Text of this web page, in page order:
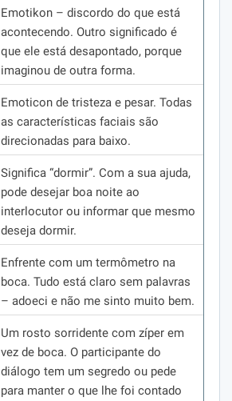
Emotikon – discordo do que está
acontecendo. Outro significado é
que ele está desapontado, porque
imaginou de outra forma.
Emoticon de tristeza e pesar. Todas
as características faciais são
direcionadas para baixo.
Significa “dormir”. Com a sua ajuda,
pode desejar boa noite ao
interlocutor ou informar que mesmo
deseja dormir.
Enfrente com um termômetro na
boca. Tudo está claro sem palavras
– adoeci e não me sinto muito bem.
Um rosto sorridente com zíper em
vez de boca. O participante do
diálogo tem um segredo ou pede
para manter o que lhe foi contado